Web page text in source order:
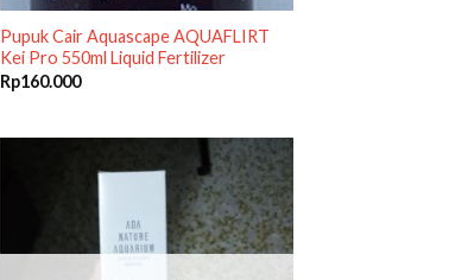
Pupuk Cair Aquascape AQUAFLIRT
Kei Pro 550ml Liquid Fertilizer
Rp160.000